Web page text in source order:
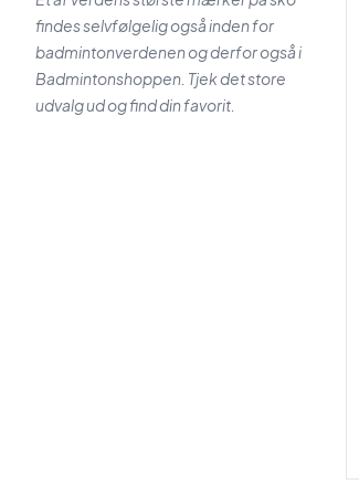
findes selvfølgelig også inden for
badmintonverdenen og derfor også i
Badmintonshoppen. Tjek det store
udvalg ud og find din favorit.